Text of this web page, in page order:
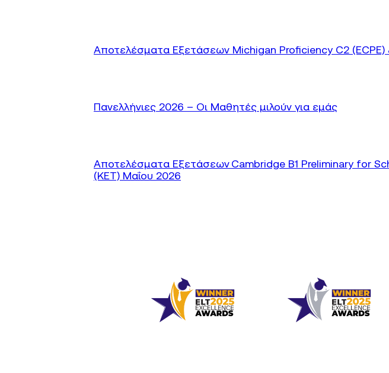
Αποτελέσματα Εξετάσεων Michigan Proficiency C2 (ECPE)
Πανελλήνιες 2026 – Οι Μαθητές μιλούν για εμάς
Αποτελέσματα Εξετάσεων Cambridge B1 Preliminary for
(KET) Μαΐου 2026